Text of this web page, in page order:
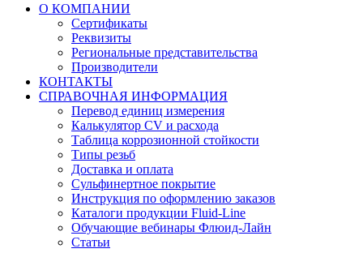
О КОМПАНИИ
Сертификаты
Реквизиты
Региональные представительства
Производители
КОНТАКТЫ
СПРАВОЧНАЯ ИНФОРМАЦИЯ
Перевод единиц измерения
Калькулятор CV и расхода
Таблица коррозионной стойкости
Типы резьб
Доставка и оплата
Сульфинертное покрытие
Инструкция по оформлению заказов
Каталоги продукции Fluid-Line
Обучающие вебинары Флюид-Лайн
Статьи